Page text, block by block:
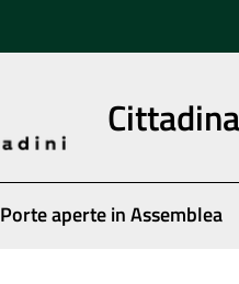
Porte aperte in Assemblea